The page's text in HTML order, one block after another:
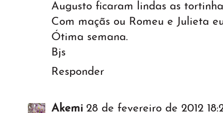
Augusto ficaram lindas as
Com maçãs ou Romeu e Julieta
Ótima semana.
Bjs
Responder
Akemi 28 de fevereiro de 2012